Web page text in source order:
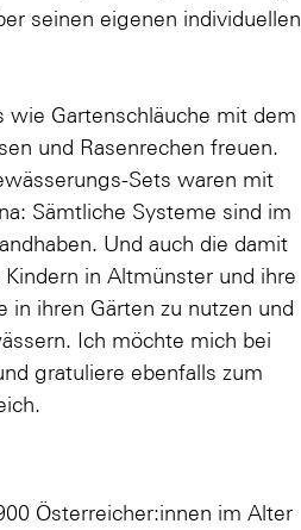
seinen eigenen individuellen
Gartenschläuche mit dem
und Rasenrechen freuen.
Sets waren mit
Sämtliche Systeme sind im
Und auch die damit
in Altmünster und ihre
in ihren Gärten zu nutzen und
Ich möchte mich bei
gratuliere ebenfalls zum
Österreicher:innen im Alter